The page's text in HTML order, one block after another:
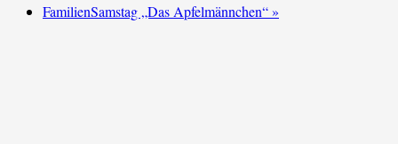
FamilienSamstag „Das Apfelmännchen“»